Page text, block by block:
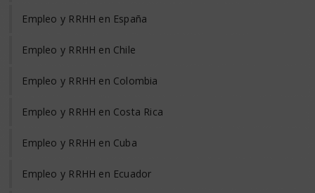
Empleo y RRHH en España
Empleo y RRHH en Chile
Empleo y RRHH en Colombia
Empleo y RRHH en Costa Rica
Empleo y RRHH en Cuba
Empleo y RRHH en Ecuador